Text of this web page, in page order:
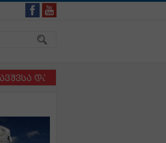
ძაღლს ერთმანეთისგან ვერ